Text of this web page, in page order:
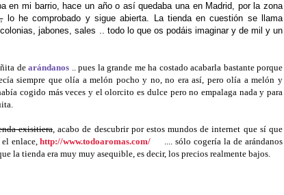
en mi barrio, hace un año o así quedaba una en Madrid, por la zona
lo he comprobado y sigue abierta. La tienda en cuestión se llama
jabones, sales .. todo lo que os podáis imaginar y de mil y un
de arándanos .. pues la grande me ha costado acabarla bastante porque
siempre que olía a melón pocho y no, no era así, pero olía a melón y
cogido más veces y el olorcito es dulce pero no empalaga nada y para
exisitiera, acabo de descubrir por estos mundos de internet que sí que
el enlace,http://www.todoaromas.com/ .... sólo cogería la de arándanos
la tienda era muy muy asequible, es decir, los precios realmente bajos.